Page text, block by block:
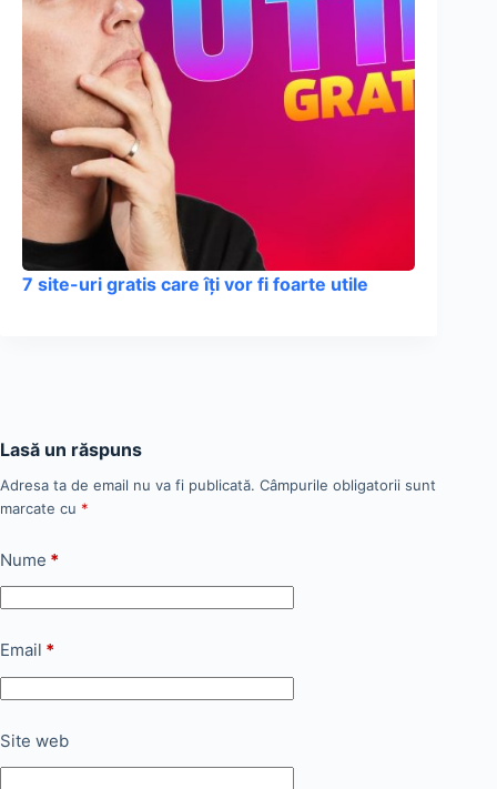
7 site-uri gratis care îți vor fi foarte utile
Lasă un răspuns
Adresa ta de email nu va fi publicată. Câmpurile obligatorii sunt
marcate cu *
Nume *
Email *
Site web